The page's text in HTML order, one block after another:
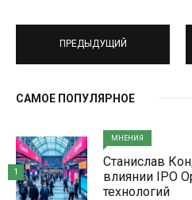
ПРЕДЫДУЩИЙ
САМОЕ ПОПУЛЯРНОЕ
МНЕНИЯ
Станислав
влиянии IPO
технологий
1